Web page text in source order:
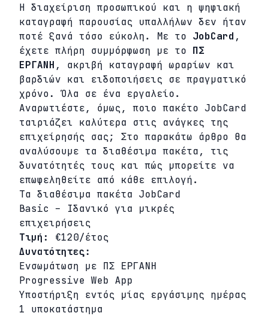
Η διαχείριση προσωπικού και η ψηφιακή
καταγραφή παρουσίας υπαλλήλων δεν ήταν
ποτέ ξανά τόσο εύκολη. Με το JobCard ,
έχετε πλήρη συμμόρφωση με το ΠΣ
ΕΡΓΑΝΗ , ακριβή καταγραφή ωραρίων και
βαρδιών και ειδοποιήσεις σε πραγματικό
χρόνο. Όλα σε ένα εργαλείο.
Αναρωτιέστε, όμως, ποιο πακέτο JobCard
ταιριάζει καλύτερα στις ανάγκες της
επιχείρησής σας; Στο παρακάτω άρθρο θα
αναλύσουμε τα διαθέσιμα πακέτα, τις
δυνατότητές τους και πώς μπορείτε να
επωφεληθείτε από κάθε επιλογή.
Τα διαθέσιμα πακέτα JobCard
Basic – Ιδανικό για μικρές
επιχειρήσεις
Τιμή:
€120/έτος
Δυνατότητες:
Ενσωμάτωση με ΠΣ ΕΡΓΑΝΗ
Progressive Web App
Υποστήριξη εντός μίας εργάσιμης ημέρας
1 υποκατάστημα